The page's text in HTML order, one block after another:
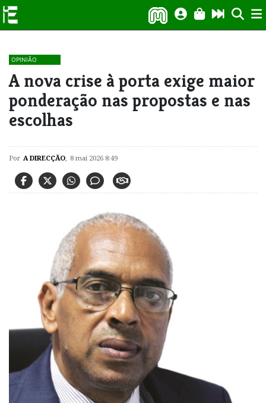
OPINIÃO
A nova crise à porta exige maior
ponderação nas propostas e nas
escolhas
Por A DIRECÇÃO, 8 mai 2026 8:49